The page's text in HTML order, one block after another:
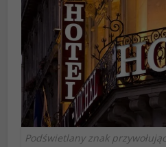
Podświetlany znak